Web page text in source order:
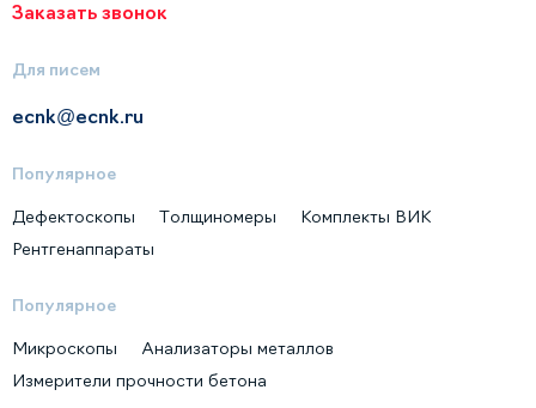
Заказать звонок
Для писем
ecnk@ecnk.ru
Популярное
Дефектоскопы Толщиномеры
Комплекты ВИК
Рентгенаппараты
Популярное
Микроскопы
Анализаторы металлов
Измерители прочности бетона